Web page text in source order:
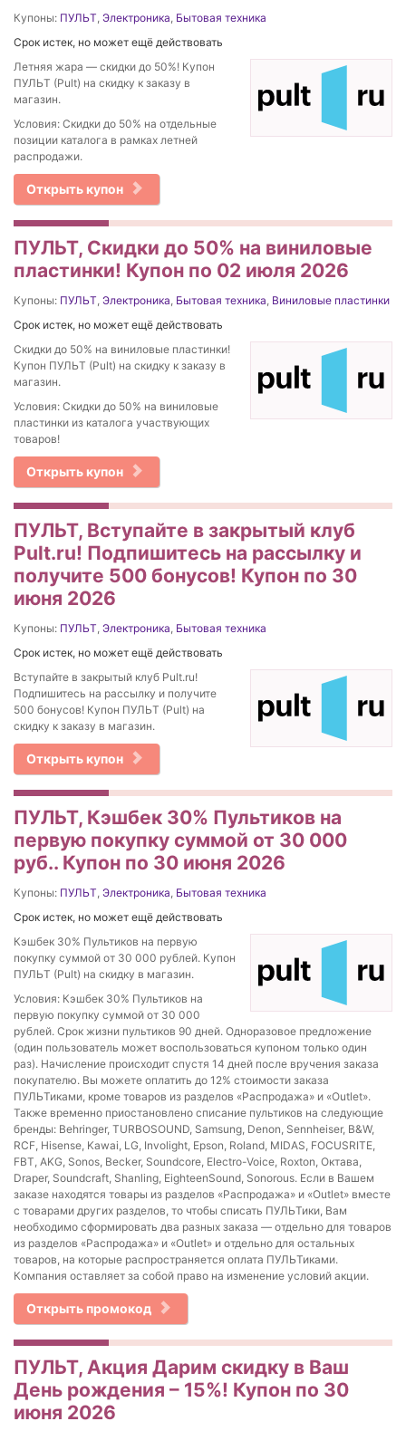
Купоны: ПУЛЬТ Электроника Бытовая техника
Срок истек, но может ещё действовать
Летняя жара — скидки до 50%! Купон
ПУЛЬТ (Pult) на скидку к заказу в
магазин.
Условия: Скидки до 50% на отдельные
позиции каталога в рамках летней
распродажи.
Открыть купон
ПУЛЬТ, Скидки до 50% на виниловые
пластинки! Купон по 02 июля 2026
Купоны: ПУЛЬТ Электроника Бытовая техника Виниловые пластинки
Срок истек, но может ещё действовать
Скидки до 50% на виниловые пластинки!
Купон ПУЛЬТ (Pult) на скидку к заказу в
магазин.
Условия: Скидки до 50% на виниловые
пластинки из каталога участвующих
товаров!
Открыть купон
ПУЛЬТ, Вступайте в закрытый клуб
Pult.ru! Подпишитесь на рассылку и
получите 500 бонусов! Купон по 30
июня 2026
Купоны: ПУЛЬТ Электроника Бытовая техника
Срок истек, но может ещё действовать
Вступайте в закрытый клуб Pult.ru!
Подпишитесь на рассылку и получите
500 бонусов! Купон ПУЛЬТ (Pult) на
скидку к заказу в магазин.
Открыть купон
ПУЛЬТ, Кэшбек 30% Пультиков на
первую покупку суммой от 30 000
руб.. Купон по 30 июня 2026
Купоны: ПУЛЬТ Электроника Бытовая техника
Срок истек, но может ещё действовать
Кэшбек 30% Пультиков на первую
покупку суммой от 30 000 рублей. Купон
ПУЛЬТ (Pult) на скидку в магазин.
Условия: Кэшбек 30% Пультиков на
первую покупку суммой от 30 000
рублей. Срок жизни пультиков 90 дней. Одноразовое предложение
(один пользователь может воспользоваться купоном только один
раз). Начисление происходит спустя 14 дней после вручения заказа
покупателю. Вы можете оплатить до 12% стоимости заказа
ПУЛЬТиками, кроме товаров из разделов «Распродажа» и «Outlet».
Также временно приостановлено списание пультиков на следующие
бренды: Behringer, TURBOSOUND, Samsung, Denon, Sennheiser, B&W,
RCF, Hisense, Kawai, LG, Involight, Epson, Roland, MIDAS, FOCUSRITE,
FBT, AKG, Sonos, Becker, Soundcore, Electro-Voice, Roxton, Октава,
Draper, Soundcraft, Shanling, EighteenSound, Sonorous. Если в Вашем
заказе находятся товары из разделов «Распродажа» и «Outlet» вместе
с товарами других разделов, то чтобы списать ПУЛЬТики, Вам
необходимо сформировать два разных заказа — отдельно для товаров
из разделов «Распродажа» и «Outlet» и отдельно для остальных
товаров, на которые распространяется оплата ПУЛЬТиками.
Компания оставляет за собой право на изменение условий акции.
Открыть промокод
ПУЛЬТ, Акция Дарим скидку в Ваш
День рождения – 15%! Купон по 30
июня 2026